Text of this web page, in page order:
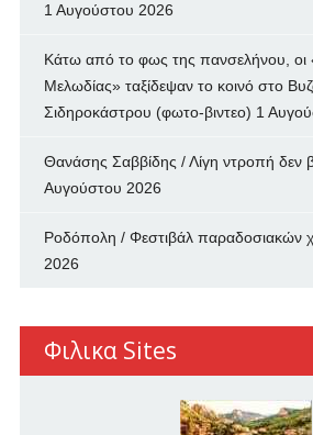
1 Αυγούστου 2026
Κάτω από το φως της πανσελήνου, οι
Μελωδίας» ταξίδεψαν το κοινό στο
Σιδηροκάστρου (φωτο-βιντεο) 1
Θανάσης Σαββίδης / Λίγη ντροπή δεν
Αυγούστου 2026
Ροδόπολη / Φεστιβάλ παραδοσιακών
2026
Φιλικα Sites